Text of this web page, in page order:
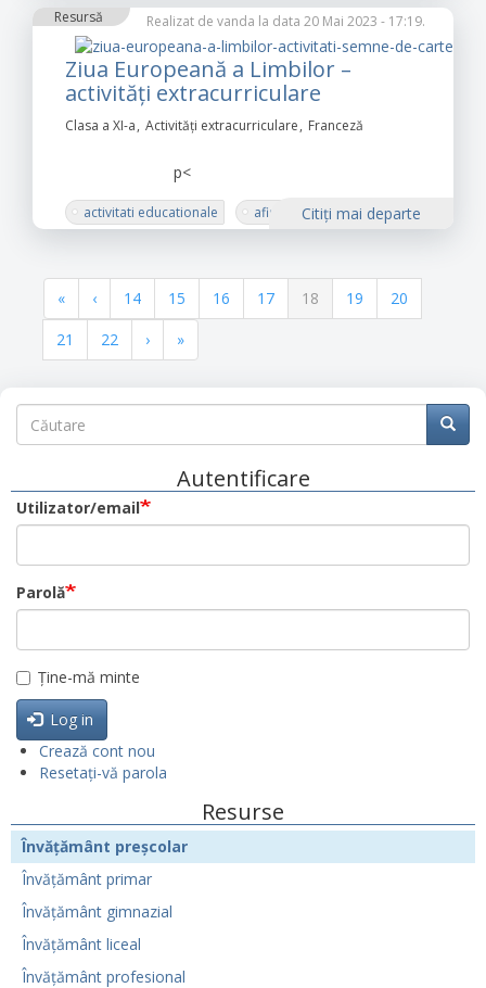
Resursă
Realizat de vanda la data 20 Mai 2023 - 17:19.
Ziua Europeană a Limbilor –
activități extracurriculare
Clasa a XI-a Activități extracurriculare Franceză
p<
activitati educationale afise
Eveniment
Citiţi mai departe
Paginație
Prima
pagină
«
Pagina
anterioară
‹ Pagina
14 Pagina
15 Pagina
16 Pagina
17
Pagina
curentă
18 Pagina
19 Pagina
20
Pagina
21 Pagina
22
Pagina
următoare
›
Ultima
pagină
»
Căutare
Căutare
Autentificare
Utilizator/email
Parolă
Ține-mă minte
Log in
Crează cont nou
Resetați-vă parola
Resurse
Învățământ preșcolar
Învățământ primar
Învățământ gimnazial
Învățământ liceal
Învățământ profesional